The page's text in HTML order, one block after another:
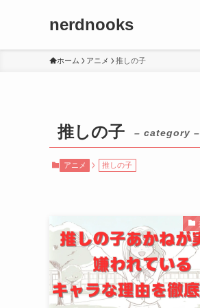
nerdnooks
ホーム アニメ 推しの子
推しの子 – category –
アニメ 推しの子